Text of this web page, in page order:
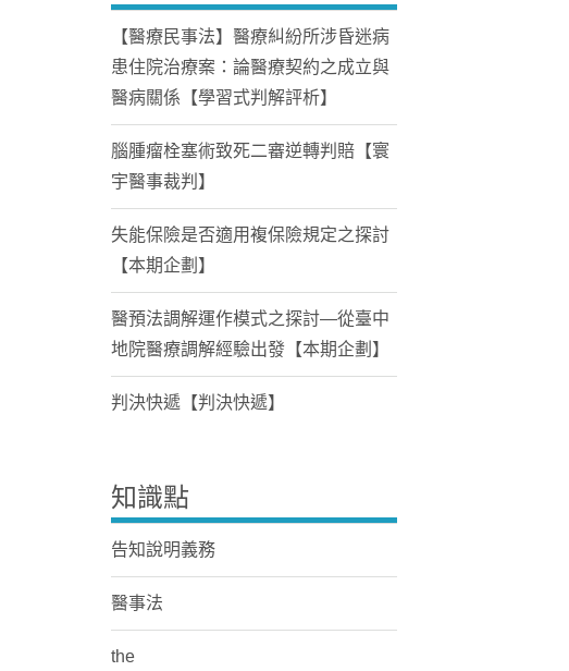
【醫療民事法】醫療糾紛所涉昏迷病
患住院治療案：論醫療契約之成立與
醫病關係【學習式判解評析】
腦腫瘤栓塞術致死二審逆轉判賠【寰
宇醫事裁判】
失能保險是否適用複保險規定之探討
【本期企劃】
醫預法調解運作模式之探討—從臺中
地院醫療調解經驗出發【本期企劃】
判決快遞【判決快遞】
知識點
告知說明義務
醫事法
the